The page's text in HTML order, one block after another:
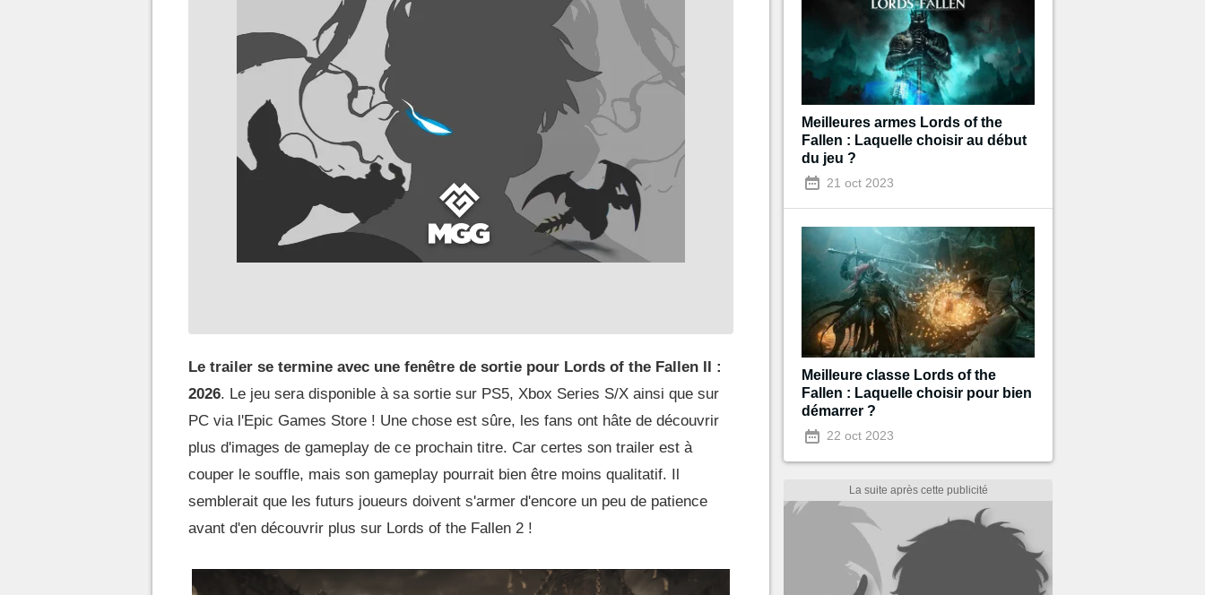
Le trailer se termine avec une fenêtre de sortie pour Lords of the Fallen II :
2026. Le jeu sera disponible à sa sortie sur PS5, Xbox Series S/X ainsi que sur
PC via l'Epic Games Store ! Une chose est sûre, les fans ont hâte de découvrir
plus d'images de gameplay de ce prochain titre. Car certes son trailer est à
couper le souffle, mais son gameplay pourrait bien être moins qualitatif. Il
semblerait que les futurs joueurs doivent s'armer d'encore un peu de patience
avant d'en découvrir plus sur Lords of the Fallen 2 !
Meilleures armes Lords of the
Fallen : Laquelle choisir au début
du jeu ?
21 oct 2023
Meilleure classe Lords of the
Fallen : Laquelle choisir pour bien
démarrer ?
22 oct 2023